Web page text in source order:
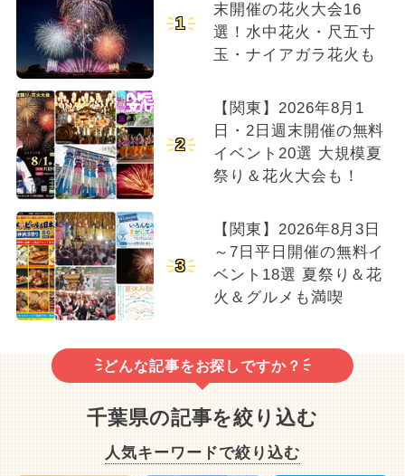
1
末開催の花火大会16
選！水中花火・尺五寸
玉・ナイアガラ花火も
2
【関東】2026年8月1
日・2日週末開催の無料
イベント20選 大規模夏
祭り＆花火大会も！
3
【関東】2026年8月3日
～7日平日開催の無料イ
ベント18選 夏祭り＆花
火＆グルメも満喫
どんな記事をお探しですか？
千葉県の記事を絞り込む
人気キーワードで絞り込む